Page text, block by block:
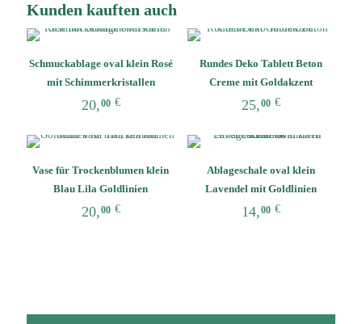
Kunden kauften auch
Schmuckablage oval klein Rosé
mit Schimmerkristallen
20,00 €
Rundes Deko Tablett Beton
Creme mit Goldakzent
25,00 €
Vase für Trockenblumen klein
Blau Lila Goldlinien
20,00 €
Ablageschale oval klein
Lavendel mit Goldlinien
14,00 €